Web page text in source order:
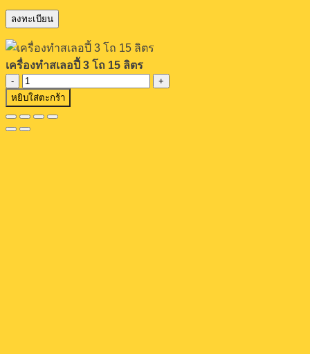
ลงทะเบียน
เครื่องทำสเลอปี้ 3 โถ 15 ลิตร
จำนวน
เครื่อง
ทำ
ส
หยิบใส่ตะกร้า